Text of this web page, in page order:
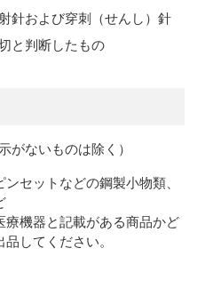
針および穿刺（せんし）針
と判断したもの
がないものは除く）
セットなどの鋼製小物類、
療機器と記載がある商品かど
してください。